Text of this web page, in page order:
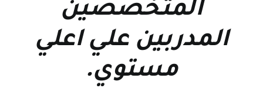
المتخصصين
المدربين علي اعلي
مستوي.